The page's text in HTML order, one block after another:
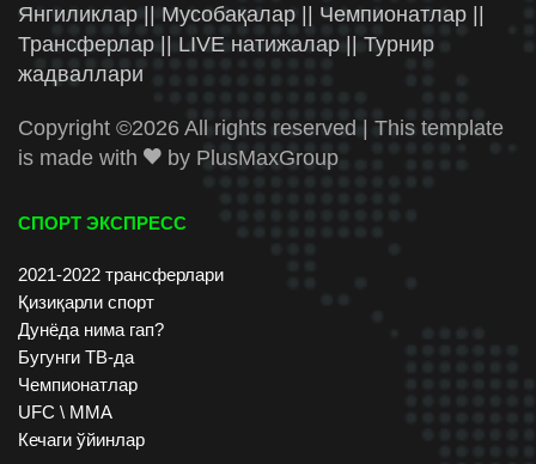
Янгиликлар || Мусобақалар || Чемпионатлар ||
Трансферлар || LIVE натижалар || Турнир
жадваллари
Copyright ©2026 All rights reserved | This template
is made with
by PlusMaxGroup
СПОРТ ЭКСПРЕСС
2021-2022 трансферлари
Қизиқарли спорт
Дунёда нима гап?
Бугунги ТВ-да
Чемпионатлар
UFC \ ММА
Кечаги ўйинлар